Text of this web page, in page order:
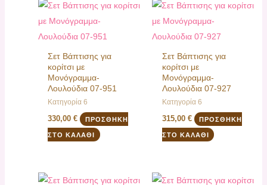
Σετ Βάπτισης για
κορίτσι με
Μονόγραμμα-
Λουλούδια 07-951
Κατηγορία 6
330,00€ ΠΡΟΣΘΉΚΗ
ΣΤΟ ΚΑΛΆΘΙ
Σετ Βάπτισης για
κορίτσι με
Μονόγραμμα-
Λουλούδια 07-927
Κατηγορία 6
315,00 € ΠΡΟΣΘΉΚΗ
ΣΤΟ ΚΑΛΆΘΙ